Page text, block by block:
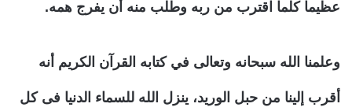
عظيما كلما اقترب من ربه وطلب منه أن يفرج همه.
وعلمنا الله سبحانه وتعالى في كتابه القرآن الكريم أنه
أقرب إلينا من حبل الوريد، ينزل الله للسماء الدنيا فى كل